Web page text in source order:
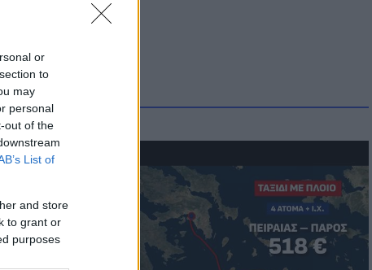
or
to
may
personal
out of the
List of
and store
to grant or
purposes
πρόβλημα